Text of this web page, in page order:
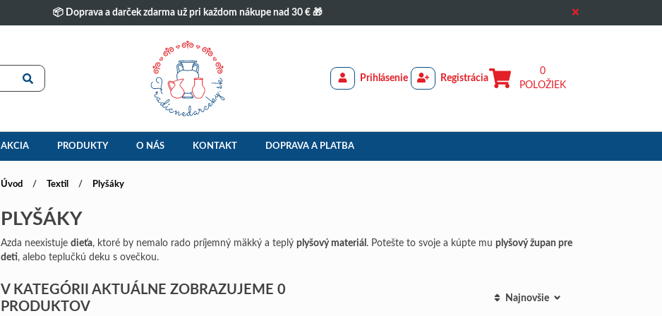
📦 Doprava a darček zdarma už pri každom nákupe nad 30 € 🎁
Prihlásenie Registrácia
0
POLOŽIEK
AKCIA PRODUKTY O NÁS KONTAKT DOPRAVA A PLATBA
Úvod Textil Plyšáky
PLYŠÁKY
Azda neexistuje dieťa, ktoré by nemalo rado príjemný mäkký a teplý plyšový materiál . Potešte to svoje a kúpte mu plyšový župan pre
deti, alebo teplučkú deku s ovečkou.
V KATEGÓRII AKTUÁLNE ZOBRAZUJEME 0
PRODUKTOV
Najnovšie